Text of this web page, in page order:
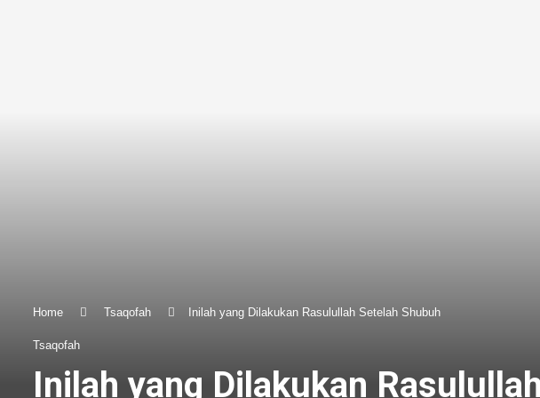
Home Tsaqofah Inilah yang Dilakukan Rasulullah Setelah Shubuh
Tsaqofah
Inilah yang Dilakukan